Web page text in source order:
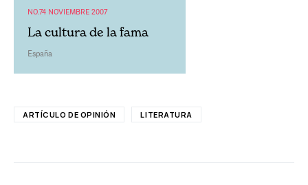
NO.74 NOVIEMBRE 2007
La cultura de la fama
España
ARTÍCULO DE OPINIÓN LITERATURA